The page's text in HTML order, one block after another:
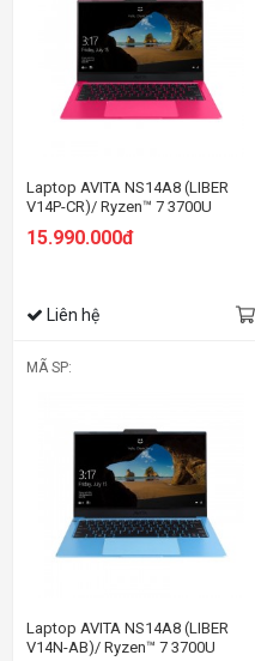
Laptop AVITA NS14A8 (LIBER
V14P-CR)/ Ryzen™ 7 3700U
15.990.000đ
Liên hệ
MÃ SP:
Laptop AVITA NS14A8 (LIBER
V14N-AB)/ Ryzen™ 7 3700U